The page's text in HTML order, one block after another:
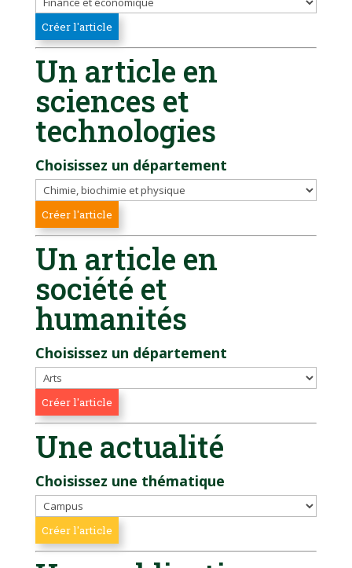
Un article en
sciences et
technologies
Choisissez un département
Un article en
société et
humanités
Choisissez un département
Une actualité
Choisissez une thématique